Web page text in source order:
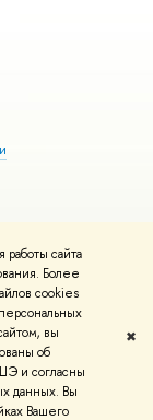
сайта
Более
cookies
вы
об
и согласны
данных. Вы
Вашего
✖
использования
сайта
дизайна НИУ ВШЭ